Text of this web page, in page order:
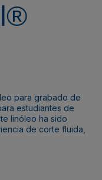
para grabado de
estudiantes de
linóleo ha sido
de corte fluida,